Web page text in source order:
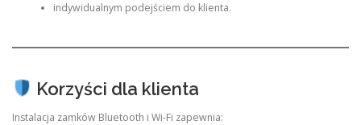
indywidualnym podejściem do klienta.
Korzyści dla klienta
Instalacja zamków Bluetooth i Wi-Fi zapewnia: